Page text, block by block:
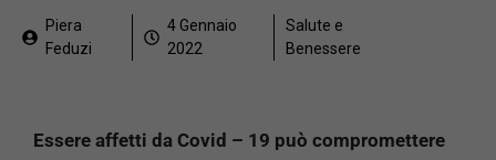
Piera
Feduzi
4 Gennaio
2022
Salute e
Benessere
Essere affetti da Covid – 19 può compromettere